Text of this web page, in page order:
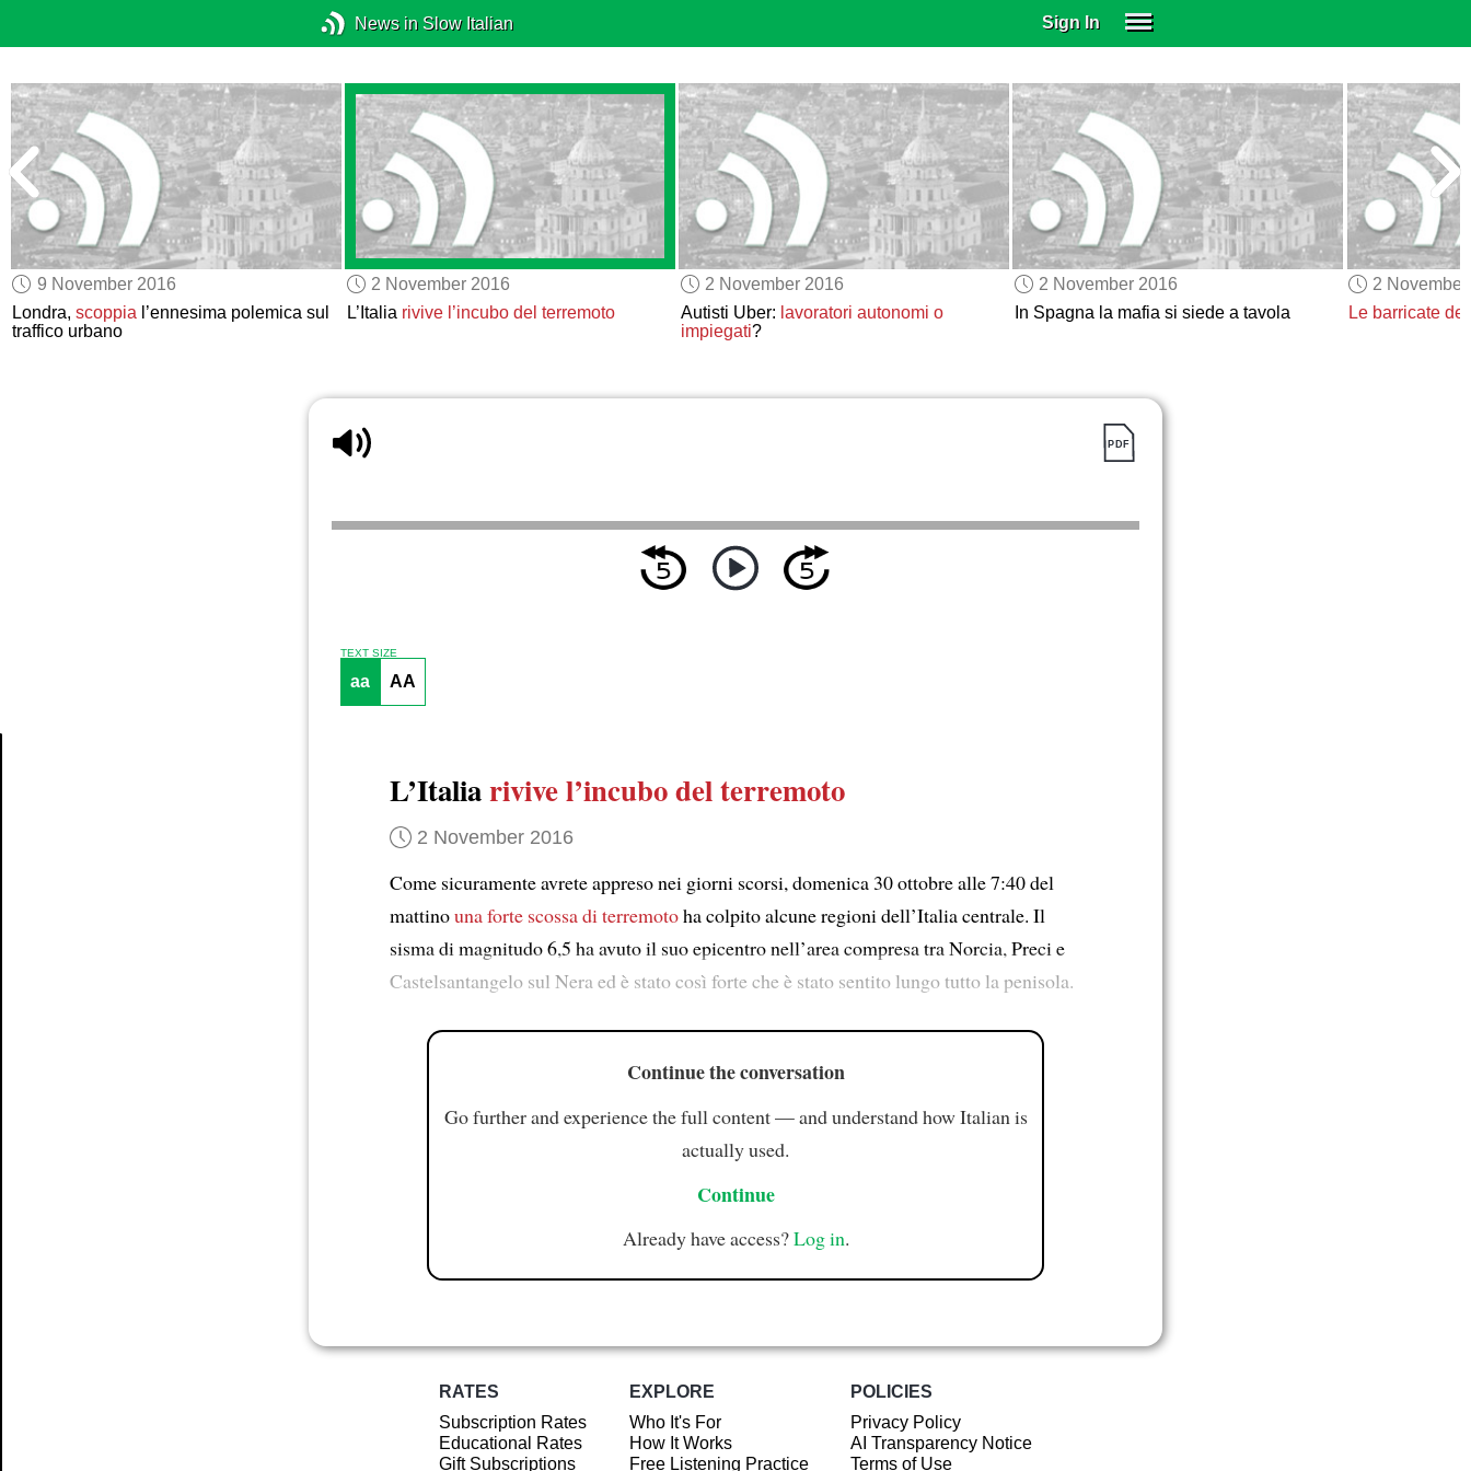
News in Slow Italian Sign In
SUBSCRIBE
EDUCATIONAL LICENSES
GIFT CARDS
OTHER LANGUAGES
ABOUT US
ALEXA
ADJUST COLORS
9 November 2016
Londra,scoppia l’ennesima polemica sul
traffico urbano
2 November 2016
L’Italia rivive l’incubo del terremoto
2 November 2016
Autisti Uber: lavoratori autonomi o
impiegati?
2 November 2016
In Spagna la mafia si siede a tavola
2
Le barricate
TEXT SIZE
aa AA
L’Italiarivive l’incubo del terremoto
2 November 2016
Come sicuramente avrete appreso nei giorni scorsi, domenica 30 ottobre alle 7:40 del
mattinouna forte scossa di terremotoha colpito alcune regioni dell’Italia centrale. Il
sisma di magnitudo 6,5 ha avuto il suo epicentro nell’area compresa tra Norcia, Preci e
Castelsantangelo sul Nera ed è stato così forte che è stato sentito lungo tutto la penisola.
Continue the conversation
Go further and experience the full content — and understand how Italian is
actually used.
Continue
Already have access?Log in.
RATES
Subscription Rates
Educational Rates
Gift Subscriptions
EXPLORE
Who It's For
How It Works
Free Listening Practice
POLICIES
Privacy Policy
AI Transparency Notice
Terms of Use